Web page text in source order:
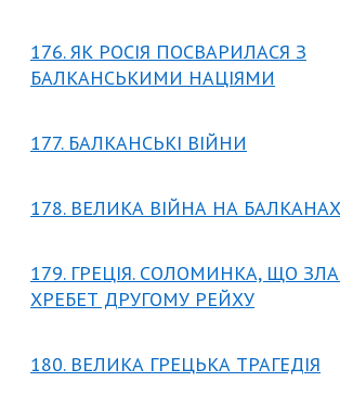
176. ЯК РОСІЯ ПОСВАРИЛАСЯ З
БАЛКАНСЬКИМИ НАЦІЯМИ
177. БАЛКАНСЬКІ ВІЙНИ
178. ВЕЛИКА ВІЙНА НА БАЛКАНАХ
179. ГРЕЦІЯ. СОЛОМИНКА, ЩО
ХРЕБЕТ ДРУГОМУ РЕЙХУ
180. ВЕЛИКА ГРЕЦЬКА ТРАГЕДІЯ